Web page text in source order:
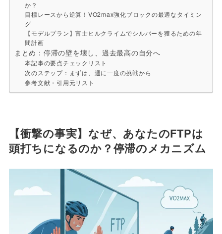
か？
目標レースから逆算！VO2max強化ブロックの最適なタイミン
グ
【モデルプラン】富士ヒルクライムでシルバーを獲るための年
間計画
まとめ：停滞の壁を壊し、過去最高の自分へ
本記事の要点チェックリスト
次のステップ：まずは、週に一度の挑戦から
参考文献・引用元リスト
【衝撃の事実】なぜ、あなたのFTPは
頭打ちになるのか？停滞のメカニズム